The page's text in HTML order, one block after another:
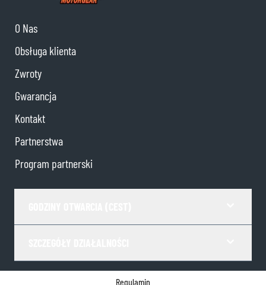
O Nas
Obsługa klienta
Zwroty
Gwarancja
Kontakt
Partnerstwa
Program partnerski
Regulamin